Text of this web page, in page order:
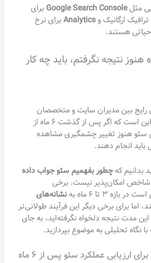
Google Searchبرای
وAnalyticsبرای نرخ
نتیجه نگرفتم، باید چه کار
سایت و متخصصان
بازاریابی دیجیتال این است که اگر پس از گذشت ۶ ماه از
چشمگیری مشاهده
بفهمیم سئو جواب داده
نیست. برخی
نشانه‌های
دیگر این فرآیند طولانی‌تر
نگرفته‌اید، به جای
موضوع بپردازید.
سئو پس از ۶ ماه